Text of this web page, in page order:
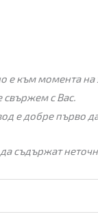
към момента
свържем с Вас.
е добре първо
съдържат